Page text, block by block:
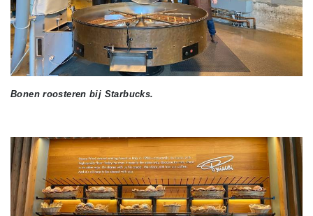
Bonen roosteren bij Starbucks.